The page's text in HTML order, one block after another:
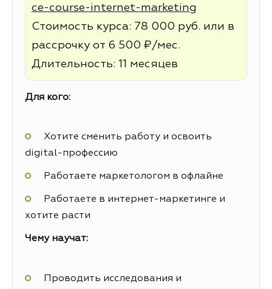
ce-course-internet-marketing
Стоимость курса: 78 000 руб. или в
рассрочку от 6 500 ₽/мес.
Длительность: 11 месяцев
Для кого:
Хотите сменить работу и освоить
digital-профессию
Работаете маркетологом в офлайне
Работаете в интернет-маркетинге и
хотите расти
Чему научат:
Проводить исследования и